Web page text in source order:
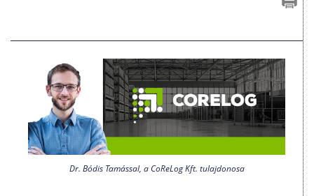
Dr. Bódis Tamással, a CoReLog Kft. tulajdonosa